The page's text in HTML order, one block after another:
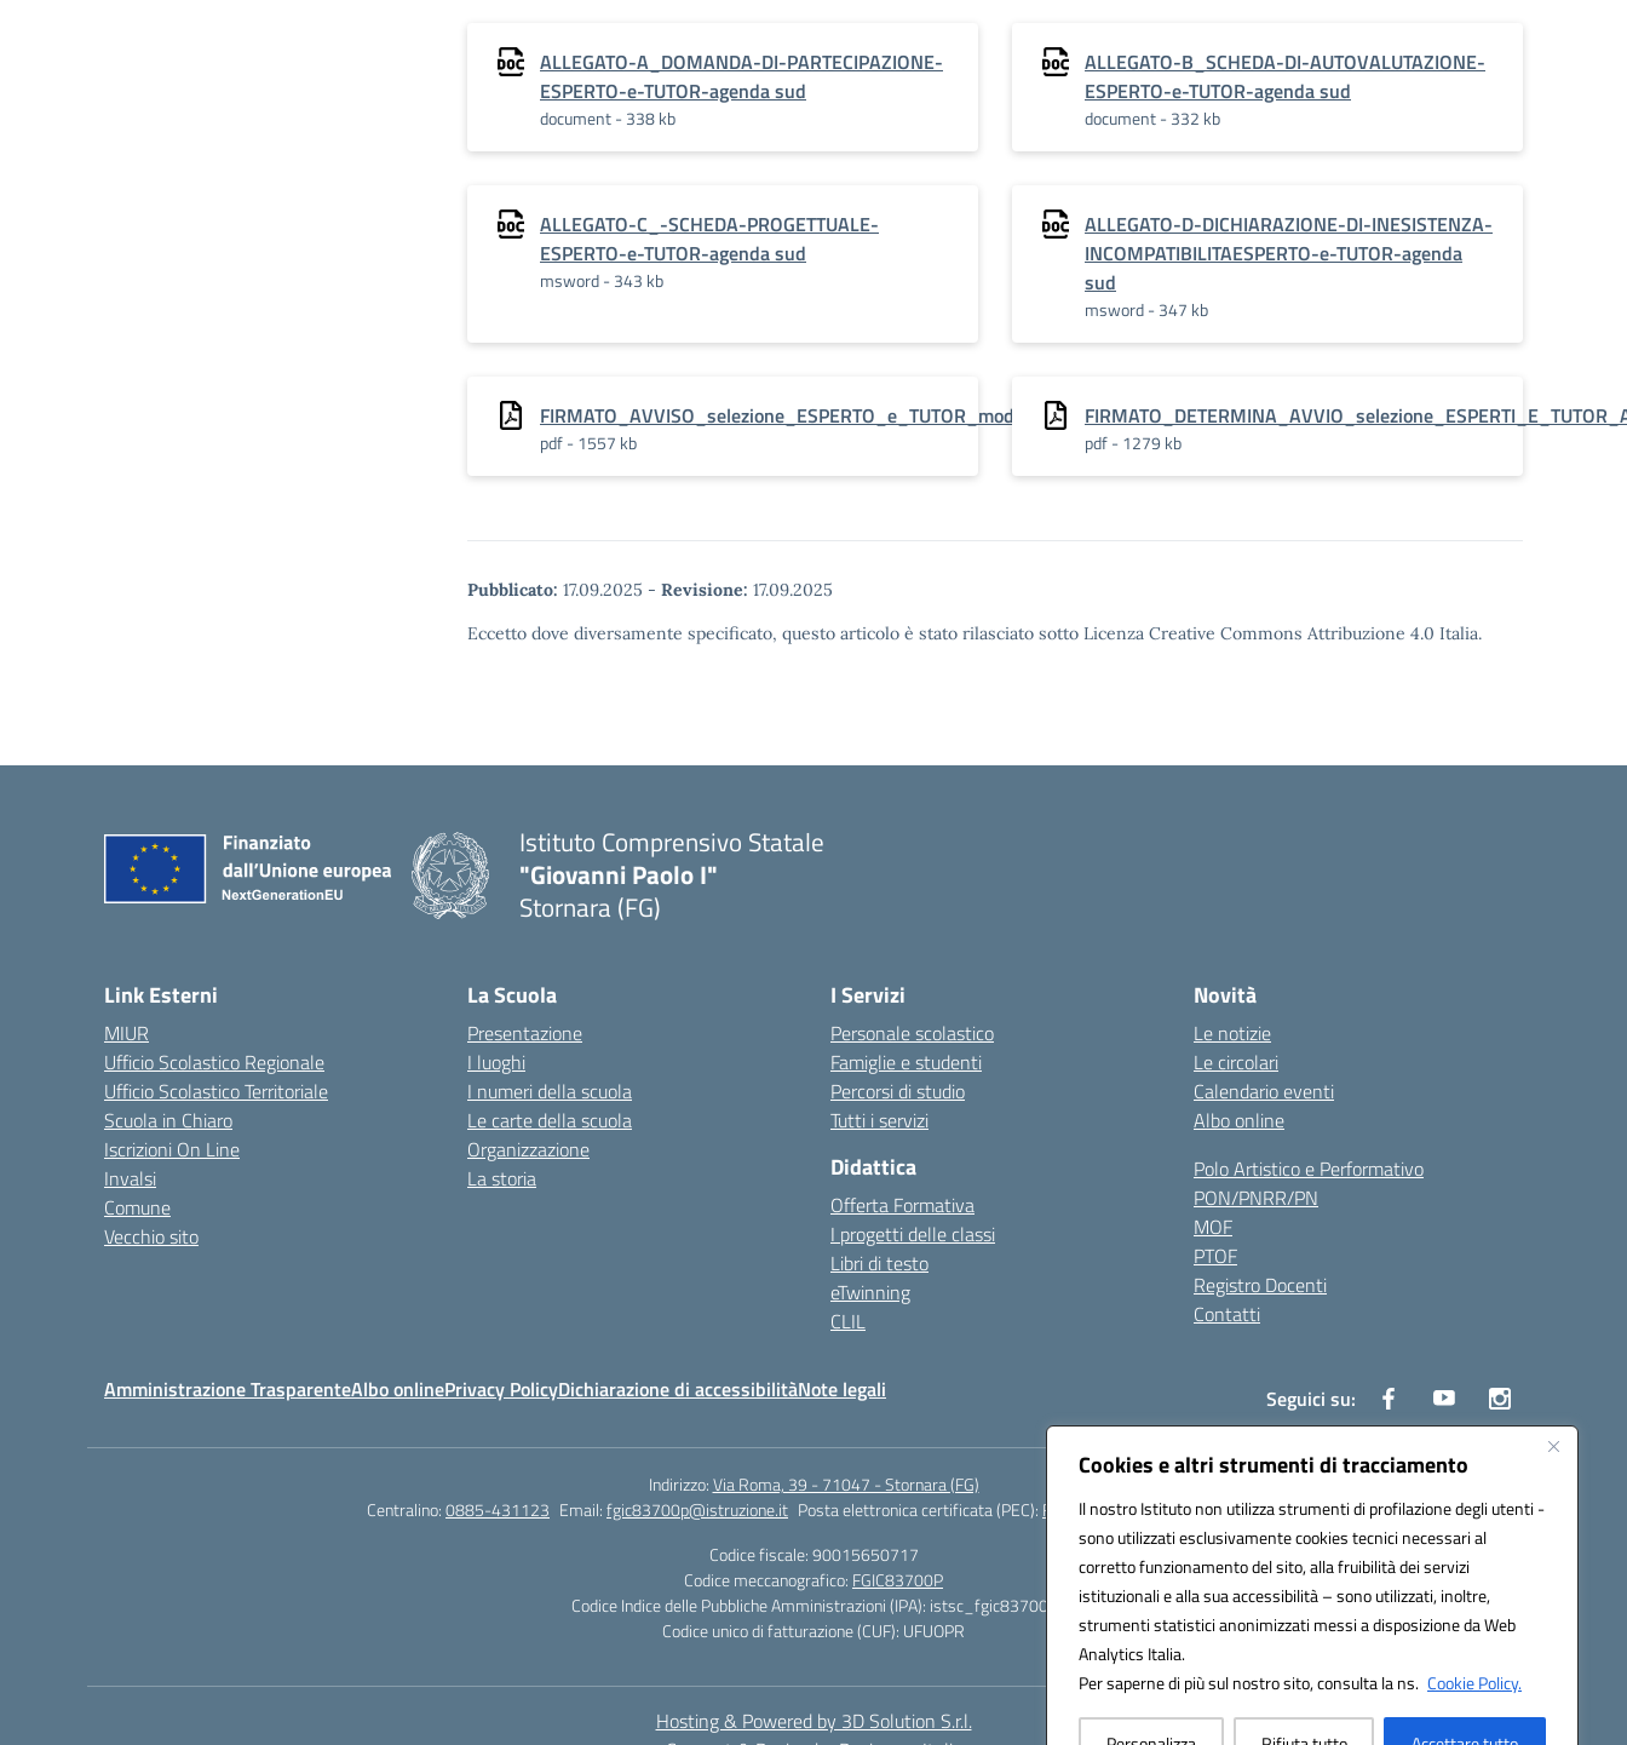
Cookies e altri strumenti di tracciamento
Il nostro Istituto non utilizza strumenti di profilazione degli utenti -
sono utilizzati esclusivamente cookies tecnici necessari al
corretto funzionamento del sito, alla fruibilità dei servizi
istituzionali e alla sua accessibilità – sono utilizzati, inoltre,
strumenti statistici anonimizzati messi a disposizione da Web
Analytics Italia.
Per saperne di più sul nostro sito, consulta la ns. Cookie Policy.
ALLEGATO-A_DOMANDA-DI-PARTECIPAZIONE-
ESPERTO-e-TUTOR-agenda sud
document - 338 kb
ALLEGATO-B_SCHEDA-DI-AUTOVALUTAZIONE-
ESPERTO-e-TUTOR-agenda sud
document - 332 kb
ALLEGATO-C_-SCHEDA-PROGETTUALE-
ESPERTO-e-TUTOR-agenda sud
msword - 343 kb
ALLEGATO-D-DICHIARAZIONE-DI-INESISTENZA-
INCOMPATIBILITAESPERTO-e-TUTOR-agenda
sud
msword - 347 kb
FIRMATO_AVVISO_selezione_ESPERTO_e_TUTOR_moduli_AGENDA_SUD
pdf - 1557 kb pdf - 1279 kb
Pubblicato: 17.09.2025 - Revisione: 17.09.2025
Eccetto dove diversamente specificato, questo articolo è stato rilasciato sotto Licenza Creative Commons Attribuzione 4.0 Italia.
Istituto Comprensivo Statale
"Giovanni Paolo I"
Stornara (FG)
Link Esterni
MIUR
Ufficio Scolastico Regionale
Ufficio Scolastico Territoriale
Scuola in Chiaro
Iscrizioni On Line
Invalsi
Comune
Vecchio sito
La Scuola
Presentazione
I luoghi
I numeri della scuola
Le carte della scuola
Organizzazione
La storia
I Servizi
Personale scolastico
Famiglie e studenti
Percorsi di studio
Tutti i servizi
Didattica
Offerta Formativa
I progetti delle classi
Libri di testo
eTwinning
CLIL
Novità
Le notizie
Le circolari
Calendario eventi
Albo online
Polo Artistico e Performativo
PON/PNRR/PN
MOF
PTOF
Registro Docenti
Contatti
Amministrazione TrasparenteAlbo onlinePrivacy PolicyDichiarazione di accessibilitàNote legali Seguici su:
Indirizzo:Via Roma, 39 - 71047 - Stornara (FG)
Centralino:0885-431123 Email:fgic83700p@istruzione.it Posta elettronica certificata (PEC): FGIC83700P@pec.istruzione.it
Codice fiscale: 90015650717
Codice meccanografico: FGIC83700P
Codice Indice delle Pubbliche Amministrazioni (IPA): istsc_fgic83700p
Codice unico di fatturazione (CUF): UFUOPR
Hosting & Powered by 3D Solution S.r.l.